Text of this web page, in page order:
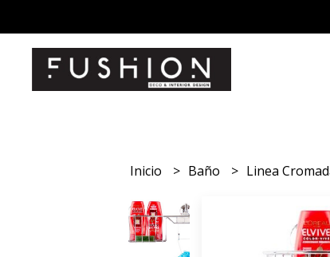
Inicio Baño Linea